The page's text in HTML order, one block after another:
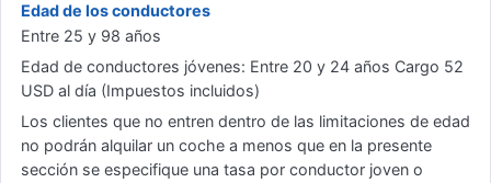
Edad de los conductores
Entre 25 y 98 años
Edad de conductores jóvenes: Entre 20 y 24 años Cargo 52
USD al día (Impuestos incluidos)
Los clientes que no entren dentro de las limitaciones de edad
no podrán alquilar un coche a menos que en la presente
sección se especifique una tasa por conductor joven o